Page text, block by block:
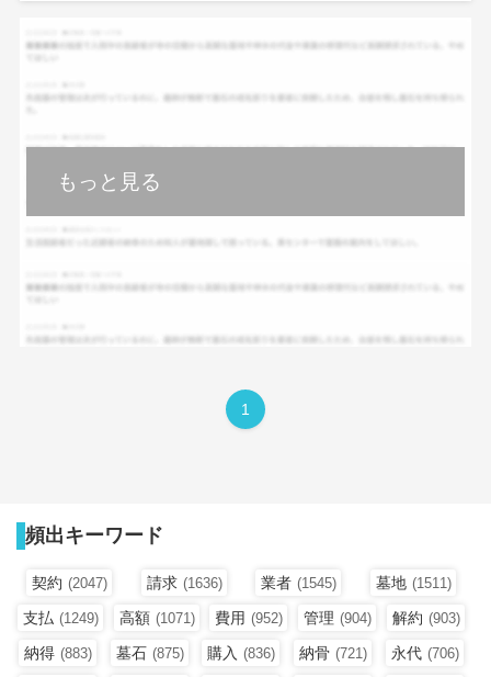
もっと見る
1
頻出キーワード
契約 (2047) 請求 (1636) 業者 (1545) 墓地 (1511)
支払 (1249) 高額 (1071) 費用 (952) 管理 (904) 解約 (903)
納得 (883) 墓石 (875) 購入 (836) 納骨 (721) 永代 (706)